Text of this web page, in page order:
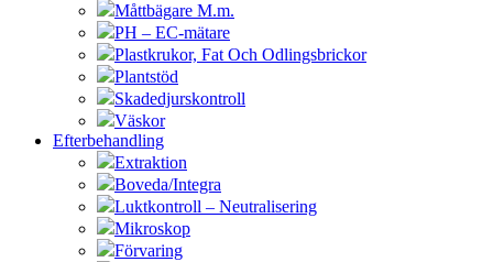
Måttbägare M.m.
PH – EC-mätare
Plastkrukor, Fat Och Odlingsbrickor
Plantstöd
Skadedjurskontroll
Väskor
Efterbehandling
Extraktion
Boveda/Integra
Luktkontroll – Neutralisering
Mikroskop
Förvaring